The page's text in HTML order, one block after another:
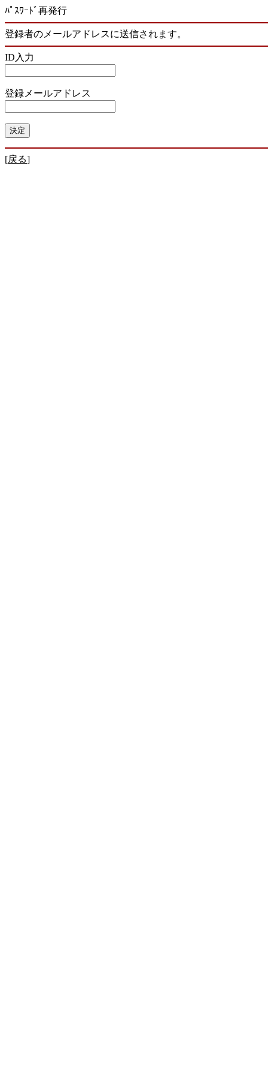
ﾊﾟｽﾜｰﾄﾞ再発行
登録者のメールアドレスに送信されます。
ID入力
登録メールアドレス
[戻る]